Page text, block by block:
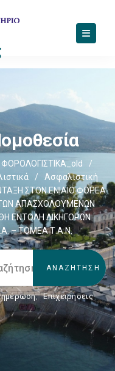
ΦΟΡΟΛΟΓΙΣΤΙΚΑ_old
/
/
Ασφαλιστική
ΣΤΟΝ ΕΝΙΑΙΟ ΦΟΡΕΑ
ΤΩΝ ΑΠΑΣΧΟΛΟΥΜΕΝΩΝ
ΕΝΤΟΛΗ ΔΙΚΗΓΟΡΩΝ
– ΤΟΜΕΑ Τ.Α.Ν.
, Επιχειρήσεις